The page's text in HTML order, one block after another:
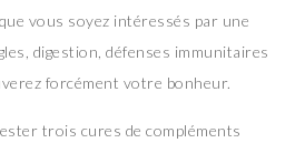
vous soyez intéressés par une
digestion, défenses immunitaires
forcément votre bonheur.
tester trois cures de compléments